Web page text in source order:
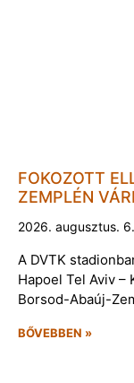
FOKOZOTT
ZEMPLÉN
2026. augusztus.
A DVTK
Hapoel Tel Aviv –
Borsod-Abaúj-
BŐVEBBEN »